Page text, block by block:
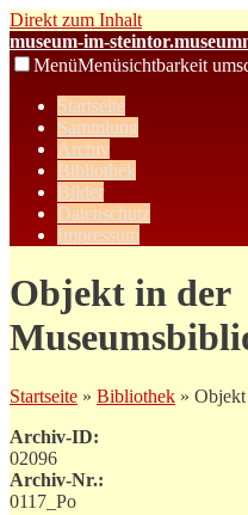
Direkt zum Inhalt
museum-im-
MenüMenüsichtbarkeit
Startseite
Sammlung
Archiv
Bibliothek
Bilder
Datenschutz
Impressum
Objekt in der
Startseite » Bibliothek » Objekt
Archiv-ID:
02096
Archiv-Nr.:
0117_Po